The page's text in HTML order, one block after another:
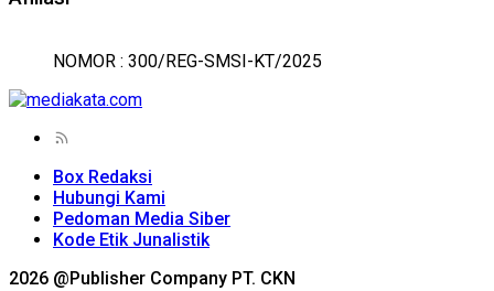
NOMOR : 300/REG-SMSI-KT/2025
Box Redaksi
Hubungi Kami
Pedoman Media Siber
Kode Etik Junalistik
2026 @Publisher Company PT. CKN